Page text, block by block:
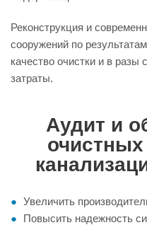
Реконструкция и
сооружений по
качество очистки и в разы
затраты.
Аудит и
Увеличить
Повысить надежность